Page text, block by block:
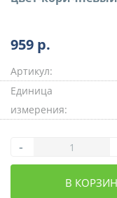
959 р.
Артикул:
Единица
измерения:
-
В